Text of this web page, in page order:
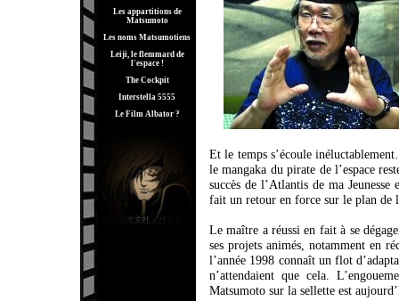
Les appartitions de
Matsumoto
Les noms Matsumotiens
Leiji, le flemmard de
l'espace !
The Cockpit
Interstella 5555
Le Film Albator ?
Et le temps s’écoule
le mangaka du pirate de l’espace
succès de l’Atlantis de ma
fait un retour en force sur le plan de
Le maître a réussi en fait à se
ses projets animés, notamment en
l’année 1998 connaît un flot
n’attendaient que cela.
Matsumoto sur la sellette est